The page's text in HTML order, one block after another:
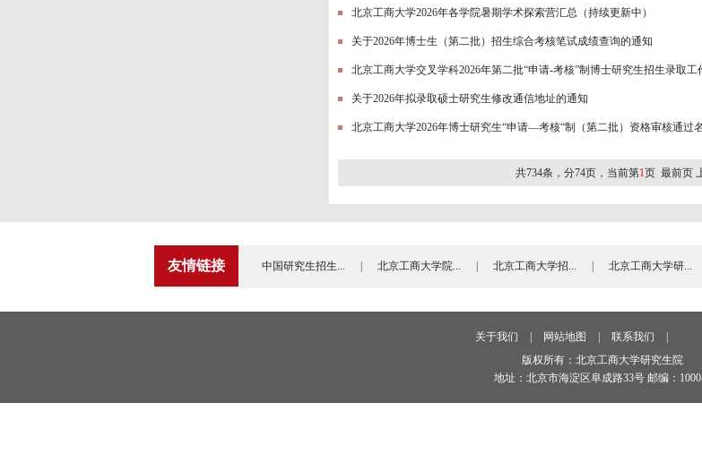
北京工商大学2026年各学院暑期学术探索营汇总（持续更新中）
关于2026年博士生（第二批）招生综合考核笔试成绩查询的通知
北京工商大学交叉学科2026年第二批“申请-考核”制博士研究生招生录取工
关于2026年拟录取硕士研究生修改通信地址的通知
北京工商大学​2026年博士研究生“申请—考核“制（第二批）资格审核通过
共734条，分74页，当前第1页 最前页
友情链接 中国研究生招生... 北京工商大学院... 北京工商大学招... 北京工商大学研...
关于我们 网站地图 联系我们
版权所有：北京工商大学研究生院
地址：北京市海淀区阜成路33号 邮编：